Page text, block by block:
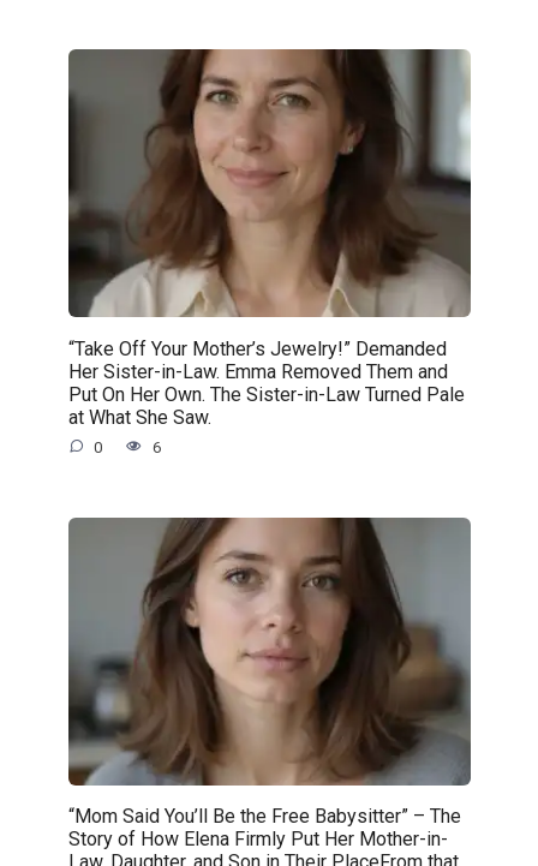
“Take Off Your Mother’s Jewelry!” Demanded
Her Sister-in-Law. Emma Removed Them and
Put On Her Own. The Sister-in-Law Turned Pale
at What She Saw.
0 6
“Mom Said You’ll Be the Free Babysitter” – The
Story of How Elena Firmly Put Her Mother-in-